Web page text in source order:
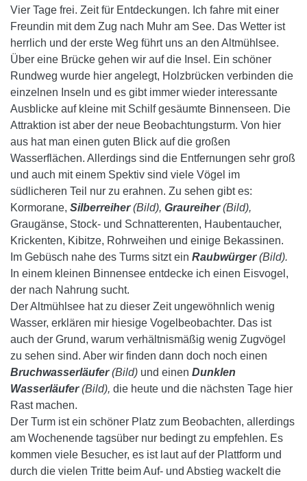
Vier Tage frei. Zeit für Entdeckungen. Ich fahre mit einer
Freundin mit dem Zug nach Muhr am See. Das Wetter ist
herrlich und der erste Weg führt uns an den Altmühlsee.
Über eine Brücke gehen wir auf die Insel. Ein schöner
Rundweg wurde hier angelegt, Holzbrücken verbinden die
einzelnen Inseln und es gibt immer wieder interessante
Ausblicke auf kleine mit Schilf gesäumte Binnenseen. Die
Attraktion ist aber der neue Beobachtungsturm. Von hier
aus hat man einen guten Blick auf die großen
Wasserflächen. Allerdings sind die Entfernungen sehr groß
und auch mit einem Spektiv sind viele Vögel im
südlicheren Teil nur zu erahnen. Zu sehen gibt es:
Kormorane, Silberreiher(Bild), Graureiher(Bild),
Graugänse, Stock- und Schnatterenten, Haubentaucher,
Krickenten, Kibitze, Rohrweihen und einige Bekassinen.
Im Gebüsch nahe des Turms sitzt ein Raubwürger(Bild).
In einem kleinen Binnensee entdecke ich einen Eisvogel,
der nach Nahrung sucht.
Der Altmühlsee hat zu dieser Zeit ungewöhnlich wenig
Wasser, erklären mir hiesige Vogelbeobachter. Das ist
auch der Grund, warum verhältnismäßig wenig Zugvögel
zu sehen sind. Aber wir finden dann doch noch einen
Bruchwasserläufer(Bild) und einen Dunklen
Wasserläufer(Bild), die heute und die nächsten Tage hier
Rast machen.
Der Turm ist ein schöner Platz zum Beobachten, allerdings
am Wochenende tagsüber nur bedingt zu empfehlen. Es
kommen viele Besucher, es ist laut auf der Plattform und
durch die vielen Tritte beim Auf- und Abstieg wackelt die